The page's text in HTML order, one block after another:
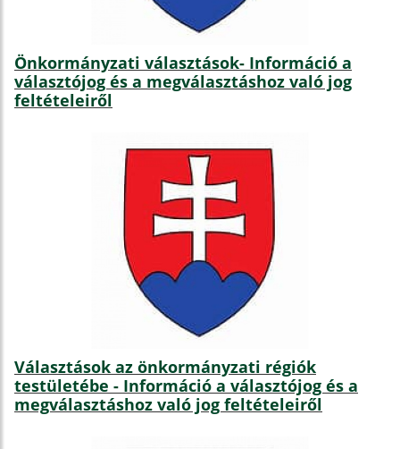
Önkormányzati választások- Információ a
választójog és a megválasztáshoz való jog
feltételeiről
Választások az önkormányzati régiók
testületébe - Információ a választójog és a
megválasztáshoz való jog feltételeiről